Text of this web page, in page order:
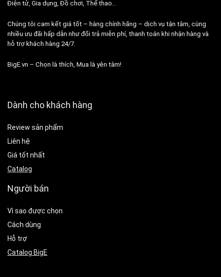
Điện tử, Gia dụng, Đồ chơi, Thể thao…
Chúng tôi cam kết giá tốt – hàng chính hãng – dịch vụ tận tâm, cùng
nhiều ưu đãi hấp dẫn như đổi trả miễn phí, thanh toán khi nhận hàng và
hỗ trợ khách hàng 24/7.
BigE.vn – Chọn là thích, Mua là yên tâm!
Dành cho khách hàng
Review sản phẩm
Liên hệ
Giá tốt nhất
Catalog
Người bán
Vì sao được chọn
Cách dùng
Hỗ trợ
Catalog BigE